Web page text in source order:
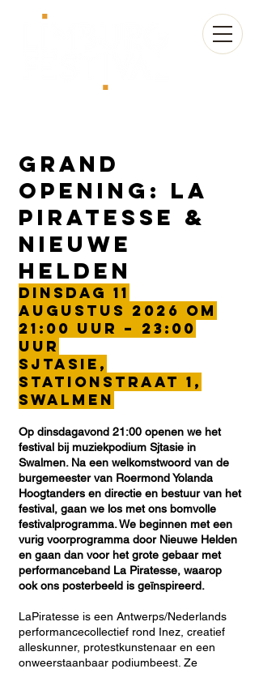
Grand
opening: La
Piratesse &
Nieuwe
Helden
Dinsdag 11
augustus 2026 om
21:00 uur – 23:00
uur
Sjtasie,
stationstraat 1,
Swalmen
Op dinsdagavond 21:00 openen we het
festival bij muziekpodium Sjtasie in
Swalmen. Na een welkomstwoord van de
burgemeester van Roermond Yolanda
Hoogtanders en directie en bestuur van het
festival, gaan we los met ons bomvolle
festivalprogramma. We beginnen met een
vurig voorprogramma door Nieuwe Helden
en gaan dan voor het grote gebaar met
performanceband La Piratesse, waarop
ook ons posterbeeld is geïnspireerd.
LaPiratesse is een Antwerps/Nederlands
performancecollectief rond Inez, creatief
alleskunner, protestkunstenaar en een
onweerstaanbaar podiumbeest. Ze